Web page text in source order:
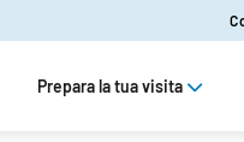
Prepara la tua visita